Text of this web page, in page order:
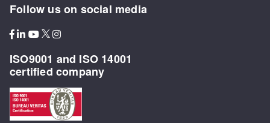
Follow us on social media
ISO9001 and ISO 14001
certified company